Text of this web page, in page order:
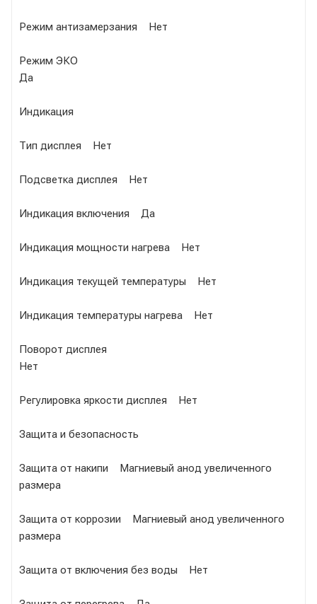
Режим антизамерзания Нет
Режим ЭКО
Да
Индикация
Тип дисплея Нет
Подсветка дисплея Нет
Индикация включения Да
Индикация мощности нагрева Нет
Индикация текущей температуры Нет
Индикация температуры нагрева Нет
Поворот дисплея
Нет
Регулировка яркости дисплея Нет
Защита и безопасность
Защита от накипи Магниевый анод увеличенного
размера
Защита от коррозии Магниевый анод увеличенного
размера
Защита от включения без воды Нет